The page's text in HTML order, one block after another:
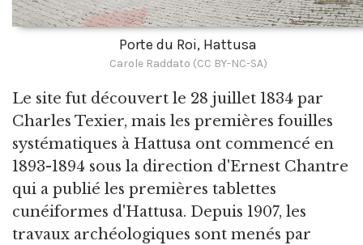
Porte du Roi, Hattusa
Carole Raddato (CC BY-NC-SA)
Le site fut découvert le 28 juillet 1834 par
Charles Texier, mais les premières fouilles
systématiques à Hattusa ont commencé en
1893-1894 sous la direction d'Ernest Chantre
qui a publié les premières tablettes
cunéiformes d'Hattusa. Depuis 1907, les
travaux archéologiques sont menés par